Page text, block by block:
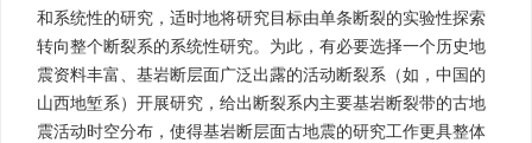
和系统性的研究，适时地将研究目标由单条断裂的实验性探索
转向整个断裂系的系统性研究。为此，有必要选择一个历史地
震资料丰富、基岩断层面广泛出露的活动断裂系（如，中国的
山西地堑系）开展研究，给出断裂系内主要基岩断裂带的古地
震活动时空分布，使得基岩断层面古地震的研究工作更具整体